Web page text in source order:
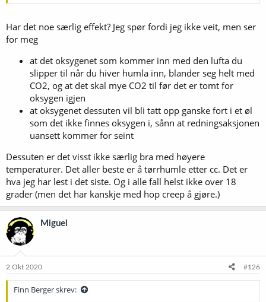
Har det noe særlig effekt? Jeg spør fordi jeg ikke veit, men ser
for meg
at det oksygenet som kommer inn med den lufta du
slipper til når du hiver humla inn, blander seg helt med
CO2, og at det skal mye CO2 til før det er tomt for
oksygen igjen
at oksygenet dessuten vil bli tatt opp ganske fort i et øl
som det ikke finnes oksygen i, sånn at redningsaksjonen
uansett kommer for seint
Dessuten er det visst ikke særlig bra med høyere
temperaturer. Det aller beste er å tørrhumle etter cc. Det er
hva jeg har lest i det siste. Og i alle fall helst ikke over 18
grader (men det har kanskje med hop creep å gjøre.)
Miguel
2 Okt 2020 #126
Finn Berger skrev: